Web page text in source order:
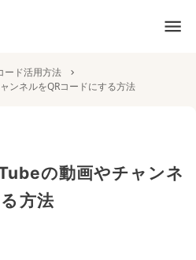
ード活用方法
ンネルをQRコードにする方法
の動画やチャンネ
方法